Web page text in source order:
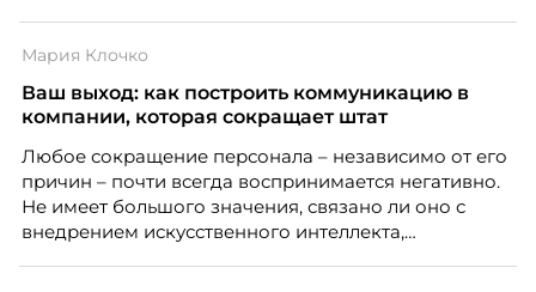
продуманная система из нескольких
профессиональных опор, которая даёт специалисту
устойчивость, гибкость и возможности для роста.
HR-эксперт, наставник. Разбирает, как работает эта
модель и кому она подходит в первую очередь.
Мария Клочко
Ваш выход: как построить коммуникацию в
компании, которая сокращает штат
Любое сокращение персонала – независимо от его
причин – почти всегда воспринимается негативно.
Не имеет большого значения, связано ли оно с
внедрением искусственного интеллекта,